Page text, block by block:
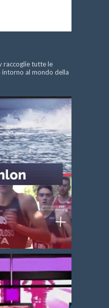
raccoglie tutte le
intorno al mondo della